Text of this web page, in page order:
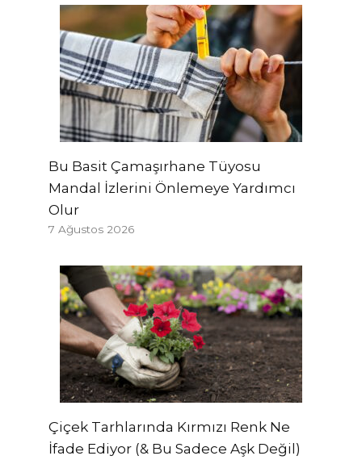
Bu Basit Çamaşırhane Tüyosu
Mandal İzlerini Önlemeye Yardımcı
Olur
7 Ağustos 2026
Çiçek Tarhlarında Kırmızı Renk Ne
İfade Ediyor (& Bu Sadece Aşk Değil)